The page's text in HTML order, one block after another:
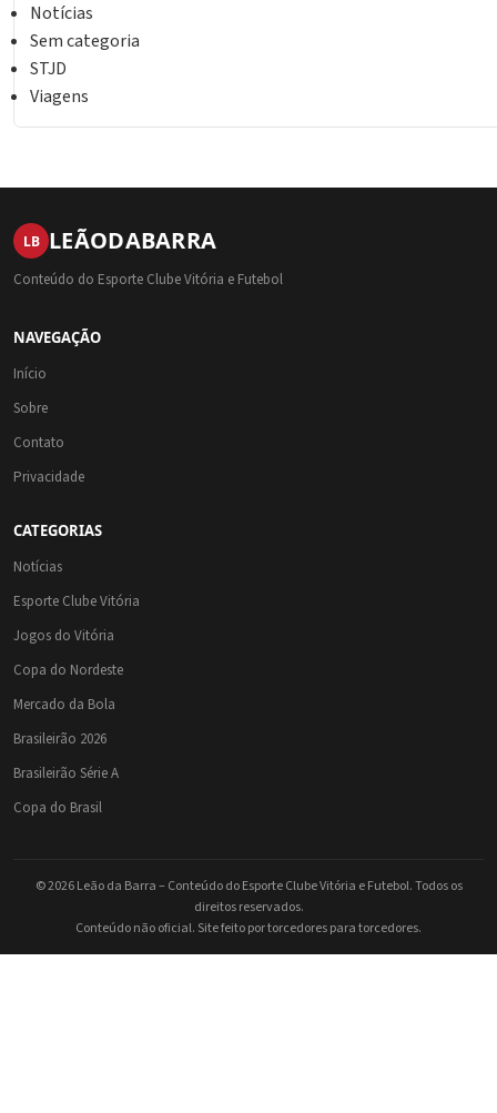
Notícias
Sem categoria
STJD
Viagens
LB LEÃODABARRA
Conteúdo do Esporte Clube Vitória e Futebol
NAVEGAÇÃO
Início
Sobre
Contato
Privacidade
CATEGORIAS
Notícias
Esporte Clube Vitória
Jogos do Vitória
Copa do Nordeste
Mercado da Bola
Brasileirão 2026
Brasileirão Série A
Copa do Brasil
© 2026 Leão da Barra – Conteúdo do Esporte Clube Vitória e Futebol. Todos os
direitos reservados.
Conteúdo não oficial. Site feito por torcedores para torcedores.